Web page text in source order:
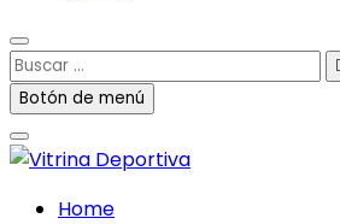
Buscar
…Botón de menú
Home